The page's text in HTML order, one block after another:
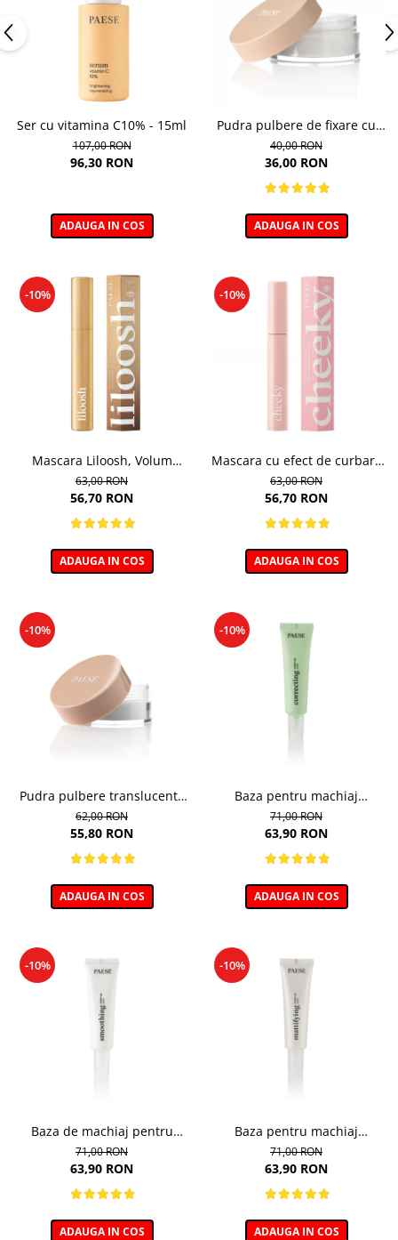
Ser cu vitamina C10% - 15ml
107,00 RON
96,30 RON
ADAUGA IN COS
Pudra pulbere de fixare cu
bambus Paese Bamboo
Powder - 5g
40,00 RON
36,00 RON
ADAUGA IN COS
-10%
Mascara Liloosh, Volum
Panoramic - 10,5ml
63,00 RON
56,70 RON
ADAUGA IN COS
-10%
Mascara cu efect de curbare
si lifting, Cheeky - 11ml
63,00 RON
56,70 RON
ADAUGA IN COS
-10%
Pudra pulbere translucenta
pentru zona ochilor, Puff
Cloud 5,3g
62,00 RON
55,80 RON
ADAUGA IN COS
-10%
Baza pentru machiaj
Corectoare - 30ml
71,00 RON
63,90 RON
ADAUGA IN COS
-10%
Baza de machiaj pentru
Netezire - 30ml
71,00 RON
63,90 RON
ADAUGA IN COS
-10%
Baza pentru machiaj
Matifianta - 30ml
71,00 RON
63,90 RON
ADAUGA IN COS